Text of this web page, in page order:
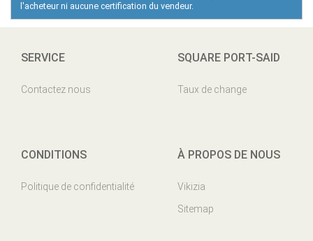
l'acheteur ni aucune certification du vendeur.
SERVICE
Contactez nous
SQUARE PORT-SAID
Taux de change
CONDITIONS
Politique de confidentialité
À PROPOS DE NOUS
Vikizia
Sitemap